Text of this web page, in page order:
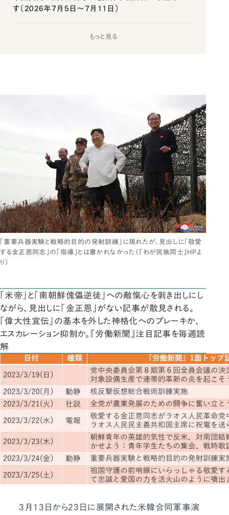
す（2026年7月5日～7月11日）
もっと見る
「重要兵器実験と戦略的目的の発射訓練」に現れたが、見出しに「敬愛
する金正恩同志」の「指導」とは書かれなかった（『わが民族同士』HPよ
り）
「米帝」と「南朝鮮傀儡逆徒」への敵愾心を剥き出しにし
ながら、見出しに「金正恩」がない記事が散見される。
「偉大性宣伝」の基本を外した神格化へのブレーキか、
エスカレーション抑制か。『労働新聞』注目記事を毎週読
解
3月13日から23日に展開された米韓合同軍事演